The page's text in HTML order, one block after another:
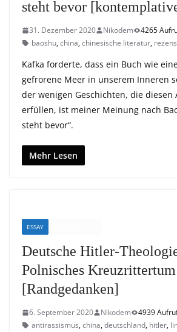
steht bevor
31. Dezember 2020 Nikodem 4265
baoshu,china,chinesische literatur,
Kafka forderte, dass ein Buch wie
gefrorene Meer in unserem Inneren
der wenigen Geschichten, die diesen
erfüllen, ist meiner Meinung nach
steht bevor“.
Mehr Lesen
ESSAY
Deutsche Hitler-
Polnisches
[Randgedanken]
6. September 2020 Nikodem 4939
antirassismus,china,deutschland, hitler,